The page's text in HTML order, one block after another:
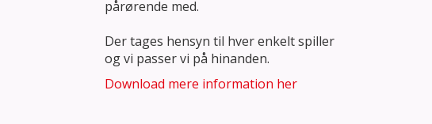
pårørende med.
Der tages hensyn til hver enkelt spiller
og vi passer vi på hinanden.
Download mere information her